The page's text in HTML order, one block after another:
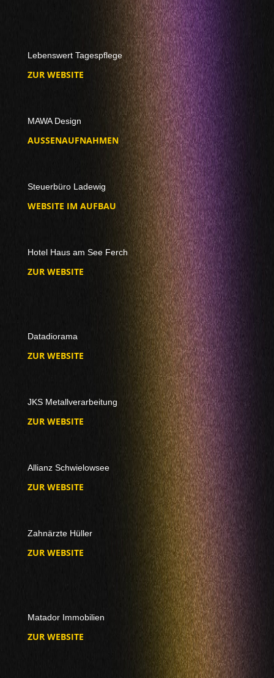
Lebenswert Tagespflege
ZUR WEBSITE
MAWA Design
AUSSENAUFNAHMEN
Steuerbüro Ladewig
WEBSITE IM AUFBAU
Hotel Haus am See Ferch
ZUR WEBSITE
Datadiorama
ZUR WEBSITE
JKS Metallverarbeitung
ZUR WEBSITE
Allianz Schwielowsee
ZUR WEBSITE
Zahnärzte Hüller
ZUR WEBSITE
Matador Immobilien
ZUR WEBSITE